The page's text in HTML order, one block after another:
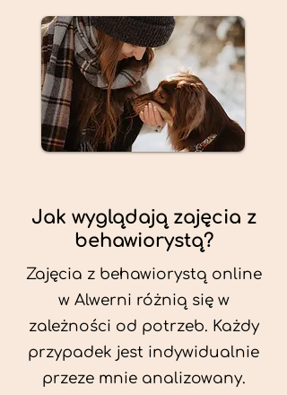
Jak wyglądają zajęcia z
behawiorystą?
Zajęcia z behawiorystą online
w Alwerni różnią się w
zależności od potrzeb. Każdy
przypadek jest indywidualnie
przeze mnie analizowany.